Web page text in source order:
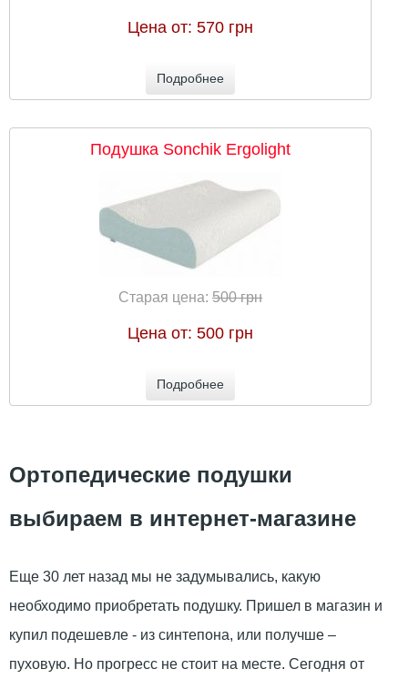
Цена от:570 грн
Подробнее
Подушка Sonchik Ergolight
Старая цена:500 грн
Цена от:500 грн
Подробнее
Ортопедические подушки
выбираем в интернет-магазине
Еще 30 лет назад мы не задумывались, какую
необходимо приобретать подушку. Пришел в магазин и
купил подешевле - из синтепона, или получше –
пуховую. Но прогресс не стоит на месте. Сегодня от